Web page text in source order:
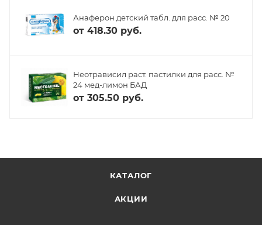
Анаферон детский табл. для расс. № 20
от 418.30 руб.
Неотрависил раст. пастилки для расс. №
24 мед-лимон БАД
от 305.50 руб.
КАТАЛОГ
АКЦИИ